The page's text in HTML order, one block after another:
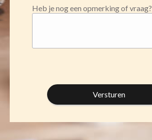
Heb je nog een opmerking of vraag?
Versturen